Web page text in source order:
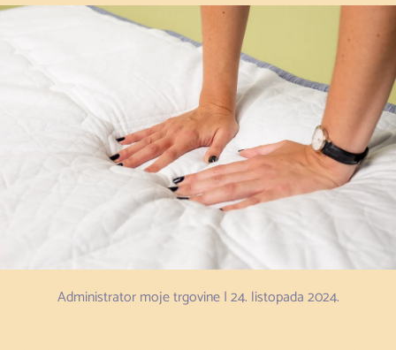
Administrator moje trgovine |24. listopada 2024.